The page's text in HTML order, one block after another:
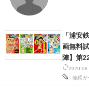
住まい
動物
会員記事
2020-
修羅ガ
「浦安
画無料
陣】第